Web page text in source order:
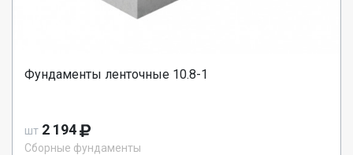
Фундаменты ленточные 10.8-1
шт 2 194
Сборные фундаменты